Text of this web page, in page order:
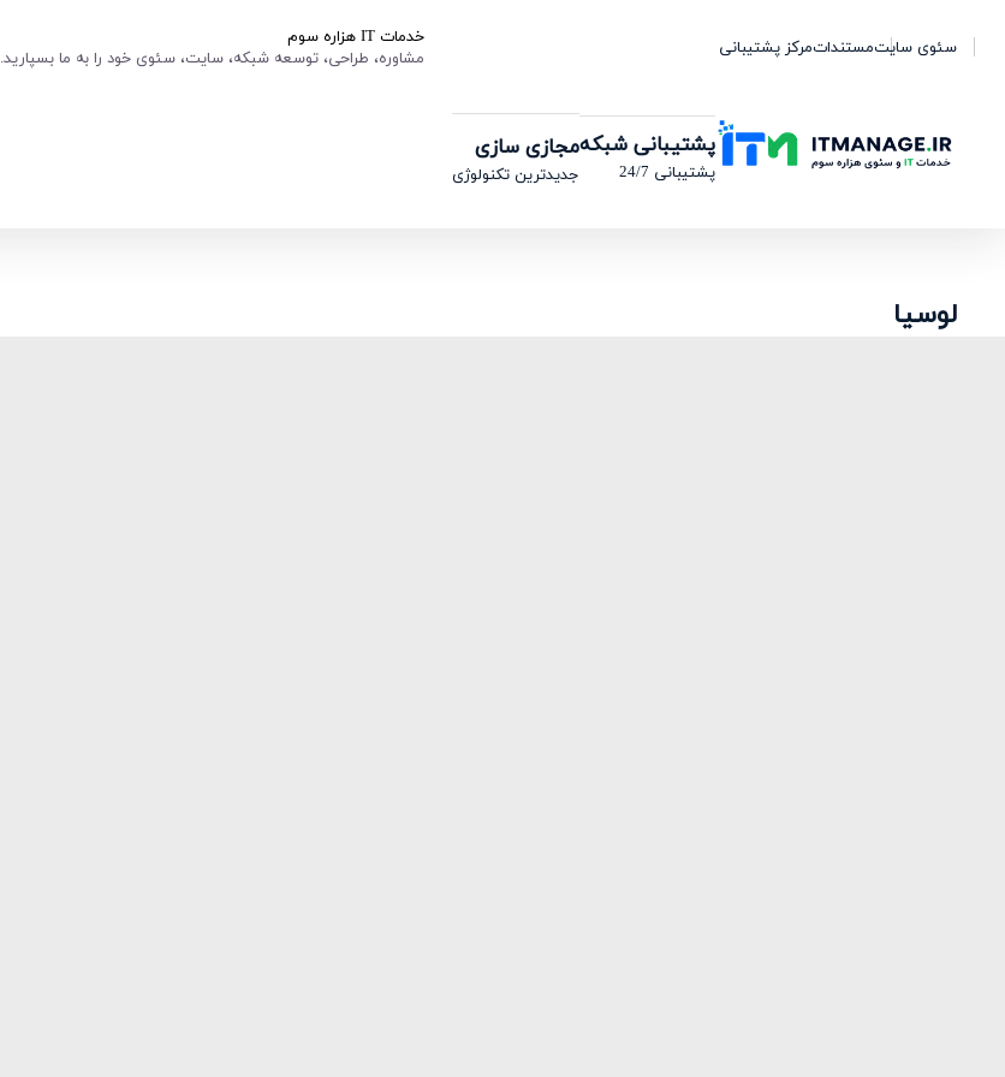
خدمات IT هزاره سوم
مشاوره، طراحی، توسعه شبکه، سایت، سئوی خود را به ما بسپارید.
سئوی سایتمستنداتمرکز پشتیبانی
پشتیبانی شبکه
پشتیبانی 24/7
مجازی سازی
جدیدترین تکنولوژی
لوسیا